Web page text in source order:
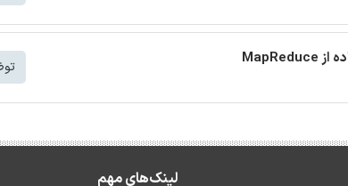
لینک‌های مهم